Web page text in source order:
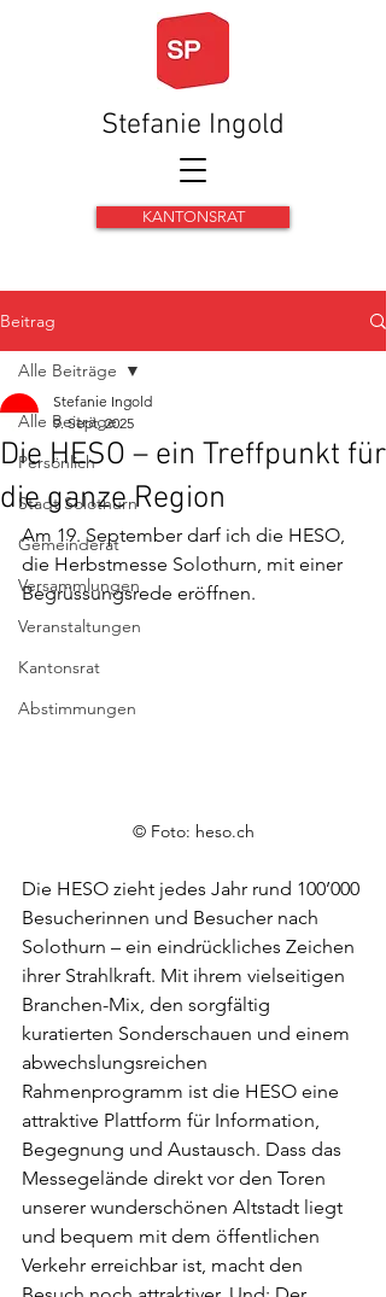
Stefanie Ingold
KANTONSRAT
Beitrag
Alle Beiträge
Persönlich
Stadt Solothurn
Gemeinderat
Versammlungen
Veranstaltungen
Kantonsrat
Abstimmungen
Alle Beiträge
Die HESO – ein Treffpunkt für
die ganze Region
Stefanie Ingold
9. Sept. 2025
Am 19. September darf ich die HESO,
die Herbstmesse Solothurn, mit einer
Begrüssungsrede eröffnen.
© Foto: heso.ch
Die HESO zieht jedes Jahr rund 100’000
Besucherinnen und Besucher nach
Solothurn – ein eindrückliches Zeichen
ihrer Strahlkraft. Mit ihrem vielseitigen
Branchen-Mix, den sorgfältig
kuratierten Sonderschauen und einem
abwechslungsreichen
Rahmenprogramm ist die HESO eine
attraktive Plattform für Information,
Begegnung und Austausch. Dass das
Messegelände direkt vor den Toren
unserer wunderschönen Altstadt liegt
und bequem mit dem öffentlichen
Verkehr erreichbar ist, macht den